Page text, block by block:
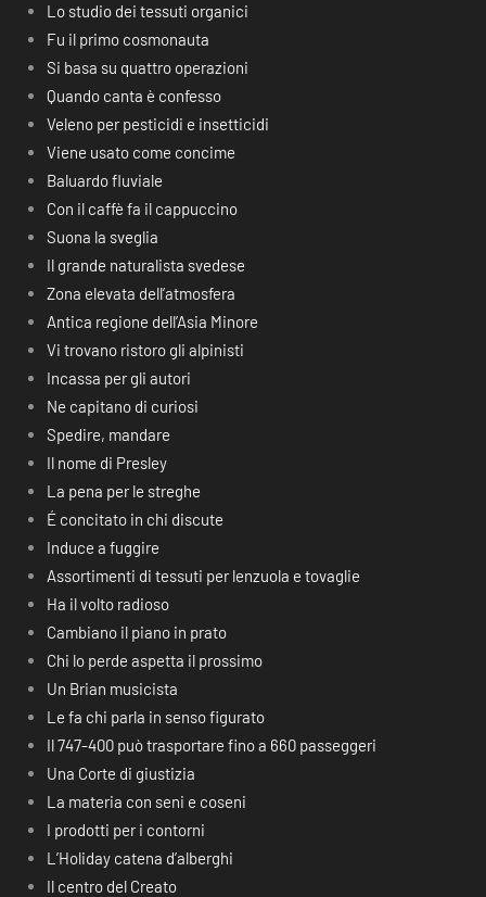
Lo studio dei tessuti organici
Fu il primo cosmonauta
Si basa su quattro operazioni
Quando canta è confesso
Veleno per pesticidi e insetticidi
Viene usato come concime
Baluardo fluviale
Con il caffè fa il cappuccino
Suona la sveglia
Il grande naturalista svedese
Zona elevata dell’atmosfera
Antica regione dell’Asia Minore
Vi trovano ristoro gli alpinisti
Incassa per gli autori
Ne capitano di curiosi
Spedire, mandare
Il nome di Presley
La pena per le streghe
É concitato in chi discute
Induce a fuggire
Assortimenti di tessuti per lenzuola e tovaglie
Ha il volto radioso
Cambiano il piano in prato
Chi lo perde aspetta il prossimo
Un Brian musicista
Le fa chi parla in senso figurato
Il 747-400 può trasportare fino a 660 passeggeri
Una Corte di giustizia
La materia con seni e coseni
I prodotti per i contorni
L’Holiday catena d’alberghi
Il centro del Creato